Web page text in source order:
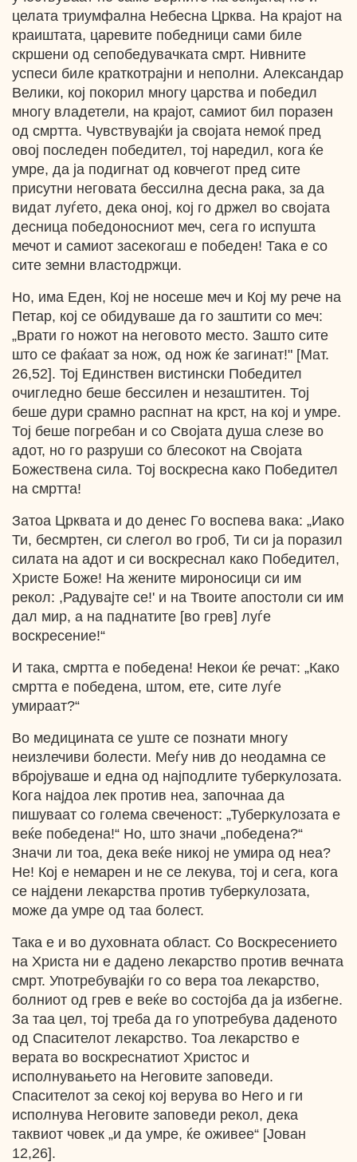
целата триумфална Небесна Црква. На крајот на
краиштата, царевите победници сами биле
скршени од сепобедувачката смрт. Нивните
успеси биле краткотрајни и неполни. Александар
Велики, кој покорил многу царства и победил
многу владетели, на крајот, самиот бил поразен
од смртта. Чувствувајќи ја својата немоќ пред
овој последен победител, тој наредил, кога ќе
умре, да ја подигнат од ковчегот пред сите
присутни неговата бессилна десна рака, за да
видат луѓето, дека оној, кој го држел во својата
десница победоносниот меч, сега го испушта
мечот и самиот засекогаш е победен! Така е со
сите земни властодржци.
Но, има Еден, Кој не носеше меч и Кој му рече на
Петар, кој се обидуваше да го заштити со меч:
„Врати го ножот на неговото место. Зашто сите
што се фаќаат за нож, од нож ќе загинат!" [Мат.
26,52]. Toj Единствен вистински Победител
очигледно беше бессилен и незаштитен. Тој
беше дури срамно распнат на крст, на кој и умре.
Тој беше погребан и со Својата душа слезе во
адот, но го разруши со блесокот на Својата
Божествена сила. Тој воскресна како Победител
на смртта!
Затоа Црквата и до денес Го воспева вака: „Иако
Ти, бесмртен, си слегол во гроб, Ти си ја поразил
силата на адот и си воскреснал како Победител,
Христе Боже! На жените мироносици си им
рекол: ,Радувајте се!' и на Твоите апостоли си им
дал мир, а на паднатите [во грев] луѓе
воскресение!“
И така, смртта е победена! Некои ќе речат: „Како
смртта е победена, штом, ете, сите луѓе
умираат?“
Во медицината се уште се познати многу
неизлечиви болести. Меѓу нив до неодамна се
вбројуваше и една од најподлите туберкулозата.
Кога најдоа лек против неа, започнаа да
пишуваат со голема свеченост: „Туберкулозата е
веќе победена!“ Ho, што значи „победена?“
Значи ли тоа, дека веќе никој не умира од неа?
Не! Кој е немарен и не се лекува, тој и ceгa, кога
се најдени лекарства против туберкулозата,
може да умре од таа болест.
Така е и во духовната област. Со Воскресението
на Христа ни е дадено лекарство против вечната
смрт. Употребувајќи го со вера тоа лекарство,
болниот од грев е веќе во состојба да ја избегне.
За таа цел, тој треба да го употребува даденото
од Спасителот лекарство. Тоа лекарство е
верата во воскреснатиот Христос и
исполнувањето на Неговите заповеди.
Спасителот за секој кој верува во Него и ги
исполнува Неговите заповеди рекол, дека
таквиот човек „и да умре, ќе оживее“ [Јован
12,26].